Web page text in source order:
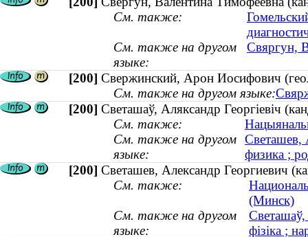
См. также:
См. также на другом
языке:
Свяргун,
[200] Свержинский, Арон Иосифович
См. также на другом языке:
[200] Светашаў, Аляксандр Георгіевіч
См. также:
См. также на другом
языке:
Светашев,
физика ;
[200] Светашев, Александр Георгиевич
См. также:
(Минск)
См. также на другом
языке:
Светашаў,
фізіка ;